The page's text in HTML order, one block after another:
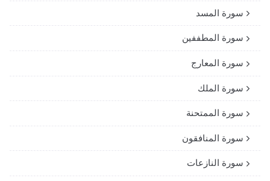
سورة المسد
سورة المطففين
سورة المعارج
سورة الملك
سورة الممتحنة
سورة المنافقون
سورة النازعات